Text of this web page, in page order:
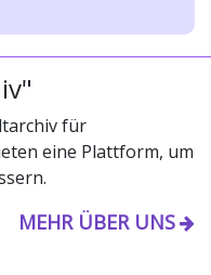
für
eine Plattform, um
MEHR ÜBER UNS